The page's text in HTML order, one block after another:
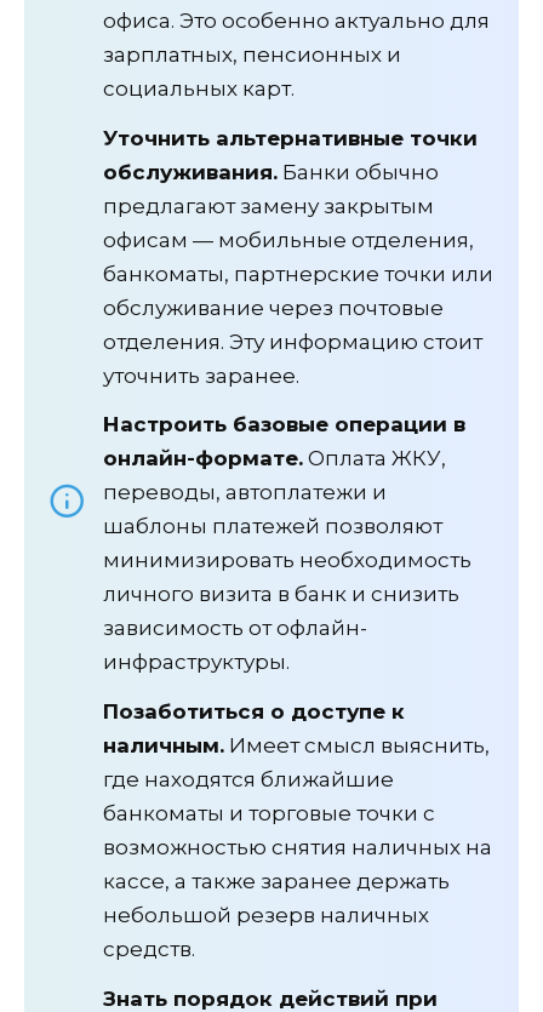
офиса. Это особенно актуально для
зарплатных, пенсионных и
социальных карт.
Уточнить альтернативные точки
обслуживания. Банки обычно
предлагают замену закрытым
офисам — мобильные отделения,
банкоматы, партнерские точки или
обслуживание через почтовые
отделения. Эту информацию стоит
уточнить заранее.
Настроить базовые операции в
онлайн-формате. Оплата ЖКУ,
переводы, автоплатежи и
шаблоны платежей позволяют
минимизировать необходимость
личного визита в банк и снизить
зависимость от офлайн-
инфраструктуры.
Позаботиться о доступе к
наличным. Имеет смысл выяснить,
где находятся ближайшие
банкоматы и торговые точки с
возможностью снятия наличных на
кассе, а также заранее держать
небольшой резерв наличных
средств.
Знать порядок действий при